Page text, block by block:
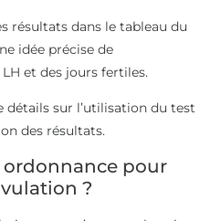
résultats dans le tableau du
idée précise de
et des jours fertiles.
détails sur l’utilisation du test
des résultats.
ordonnance pour
?